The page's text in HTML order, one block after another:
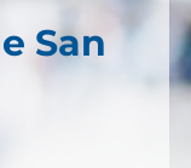
San